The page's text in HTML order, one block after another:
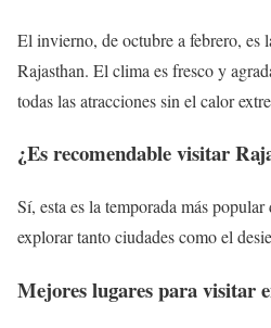
El invierno, de octubre a febrero, es
Rajasthan. El clima es fresco y
todas las atracciones sin el calor
¿Es recomendable visitar
Sí, esta es la temporada más
explorar tanto ciudades como el
Mejores lugares para visitar